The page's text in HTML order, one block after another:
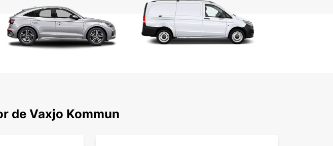
¡No espere más y reserve su coche de alquiler en Växjö
kommun con Europcar hoy mismo!
de Vaxjo Kommun